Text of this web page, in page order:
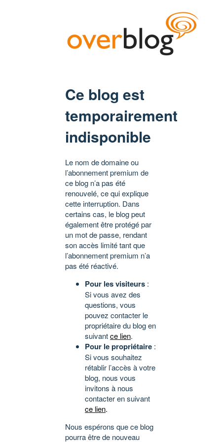
Ce blog est
temporairement
indisponible
Le nom de domaine ou
l’abonnement premium de
ce blog n’a pas été
renouvelé, ce qui explique
cette interruption. Dans
certains cas, le blog peut
également être protégé par
un mot de passe, rendant
son accès limité tant que
l’abonnement premium n’a
pas été réactivé.
Pour les visiteurs :
Si vous avez des
questions, vous
pouvez contacter le
propriétaire du blog en
suivantce lien.
Pour le propriétaire :
Si vous souhaitez
rétablir l’accès à votre
blog, nous vous
invitons à nous
contacter en suivant
ce lien.
Nous espérons que ce blog
pourra être de nouveau